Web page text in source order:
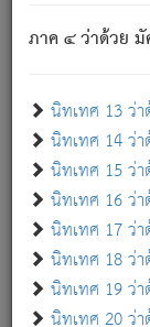
ภาค ๔ ว่าด้วย มั
นิทเทศ 13 ว่
นิทเทศ 14 ว่
นิทเทศ 15 ว่
นิทเทศ 16 ว่
นิทเทศ 17 ว่
นิทเทศ 18 ว่
นิทเทศ 19 ว่
นิทเทศ 20 ว่
เกี่ยวกับธรรมโฆ
แม้ระบบ "ธรรมโฆ
ผู้ศึกษาก็พึงตรวจส
ก่อนนำข้อมูลไปใช้
เกี่ยวกับอัตถจารี|
หนังสือที่เกี่ยวข้